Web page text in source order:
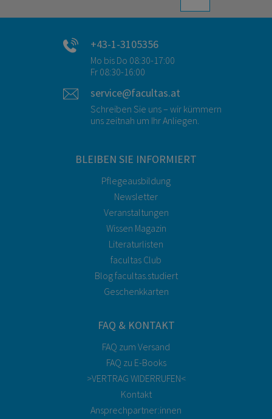
+43-1-3105356
Mo bis Do 08:30-17:00
Fr 08:30-16:00
service@facultas.at
Schreiben Sie uns – wir kümmern
uns zeitnah um Ihr Anliegen.
BLEIBEN SIE INFORMIERT
Pflegeausbildung
Newsletter
Veranstaltungen
Wissen Magazin
Literaturlisten
facultas Club
Blog facultas.studiert
Geschenkkarten
FAQ & KONTAKT
FAQ zum Versand
FAQ zu E-Books
>VERTRAG WIDERRUFEN<
Kontakt
Ansprechpartner:innen